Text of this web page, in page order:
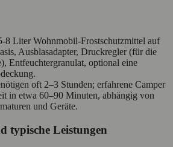
8 Liter Wohnmobil‑Frostschutzmittel auf
Ausblasadapter, Druckregler (für die
Entfeuchtergranulat, optional eine
oft 2–3 Stunden; erfahrene Camper
in etwa 60–90 Minuten, abhängig von
und Geräte.
typische Leistungen